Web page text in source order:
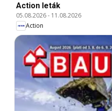
Action leták
05.08.2026- 11.08.2026
Action